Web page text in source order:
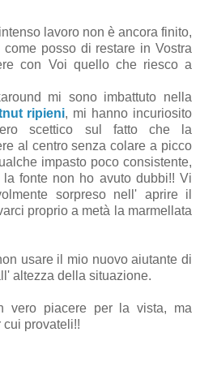
lavoro non è ancora finito,
posso di restare in Vostra
con Voi quello che riesco a
mi sono imbattuto nella
ripieni, mi hanno incuriosito
ero scettico sul fatto che la
al centro senza colare a picco
impasto poco consistente,
fonte non ho avuto dubbi!! Vi
sorpreso nell' aprire il
proprio a metà la marmellata
usare il mio nuovo aiutante di
altezza della situazione.
vero piacere per la vista, ma
cui provateli!!